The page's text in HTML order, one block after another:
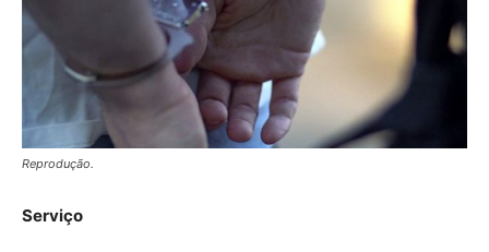
Reprodução.
Serviço